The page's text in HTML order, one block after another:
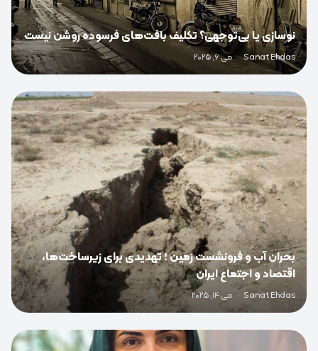
نوسازی یا بی‌توجهی؟ تکلیف بافت‌های فرسوده روشن نیست
Sanat Ehdas
· می 6, 2025
0
بحران آب و فرونشست زمین ؛ تهدیدی برای زیرساخت‌ها،
اقتصاد و اجتماع ایران
Sanat Ehdas
· می 14, 2025